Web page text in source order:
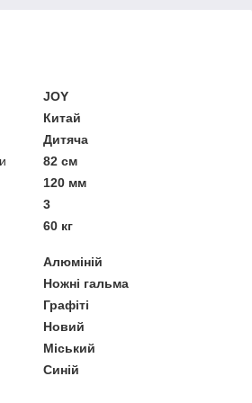
JOY
Китай
Дитяча
82 см
120 мм
3
60 кг
Алюміній
Ножні гальма
Графіті
Новий
Міський
Синій